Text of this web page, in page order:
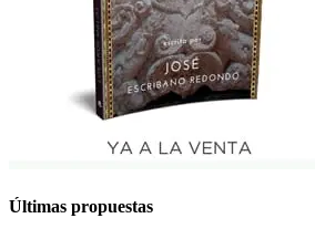
Últimas propuestas